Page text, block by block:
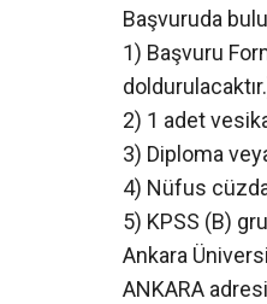
Başvuruda
1) Başvuru
2) 1 adet
3) Diploma
4) Nüfus
5) KPSS (B)
Ankara
ANKARA